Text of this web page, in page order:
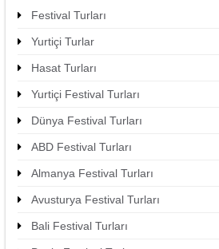
Festival Turları
Yurtiçi Turlar
Hasat Turları
Yurtiçi Festival Turları
Dünya Festival Turları
ABD Festival Turları
Almanya Festival Turları
Avusturya Festival Turları
Bali Festival Turları